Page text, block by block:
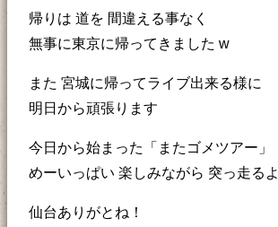
帰りは 道を 間違える事なく
無事に東京に帰ってきました w
また 宮城に帰ってライブ出来る様に
明日から頑張ります
今日から始まった「またゴメツアー」
めーいっぱい 楽しみながら 突っ走るよ
仙台ありがとね！